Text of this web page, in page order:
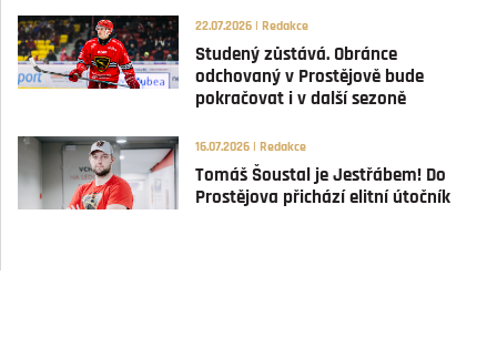
22.07.2026 | Redakce
Studený zůstává. Obránce
odchovaný v Prostějově bude
pokračovat i v další sezoně
16.07.2026 | Redakce
Tomáš Šoustal je Jestřábem! Do
Prostějova přichází elitní útočník